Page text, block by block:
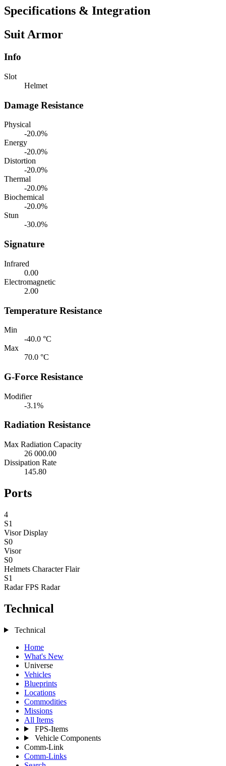
Specifications & Integration
Suit Armor
Info
Slot
Helmet
Damage Resistance
Physical
-20.0%
Energy
-20.0%
Distortion
-20.0%
Thermal
-20.0%
Biochemical
-20.0%
Stun
-30.0%
Signature
Infrared
0.00
Electromagnetic
2.00
Temperature Resistance
Min
-40.0 °C
Max
70.0 °C
G-Force Resistance
Modifier
-3.1%
Radiation Resistance
Max Radiation Capacity
26 000.00
Dissipation Rate
145.80
Ports
4
S1
VisorDisplay
S0
Visor
S0
Helmets Character Flair
S1
RadarFPS Radar
Technical
Technical
Home
What's New
Universe
Vehicles
Blueprints
Locations
Commodities
Missions
All Items
FPS-Items
Vehicle Components
Comm-Link
Comm-Links